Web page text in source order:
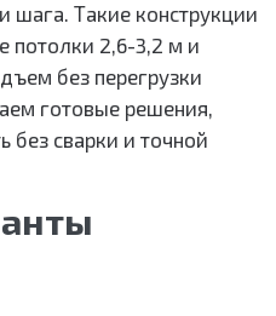
шага. Такие конструкции
потолки 2,6-3,2 м и
без перегрузки
готовые решения,
без сварки и точной